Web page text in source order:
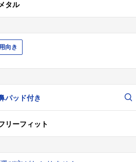
タル
向き
パッド付き
リーフィット